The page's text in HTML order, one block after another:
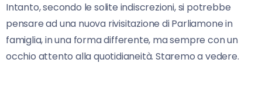
Intanto, secondo le solite indiscrezioni, si potrebbe
pensare ad una nuova rivisitazione di Parliamone in
famiglia, in una forma differente, ma sempre con un
occhio attento alla quotidianeità. Staremo a vedere.